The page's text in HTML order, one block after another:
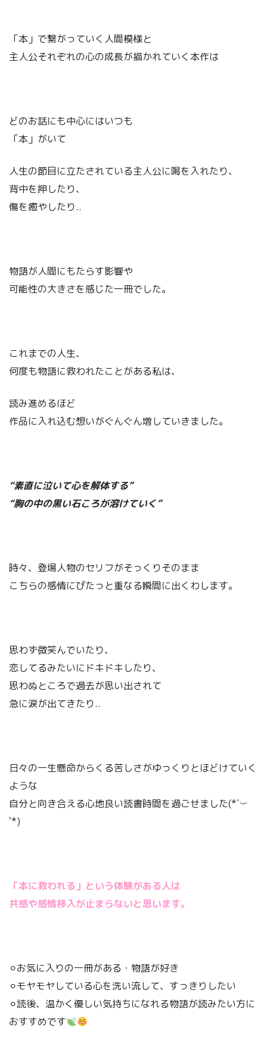
「本」で繋がっていく人間模様と
主人公それぞれの心の成長が描かれていく本作は
どのお話にも中心にはいつも
「本」がいて
人生の節目に立たされている主人公に喝を入れたり、
背中を押したり、
傷を癒やしたり..
物語が人間にもたらす影響や
可能性の大きさを感じた一冊でした。
これまでの人生、
何度も物語に救われたことがある私は、
読み進めるほど
作品に入れ込む想いがぐんぐん増していきました。
“素直に泣いて心を解体する”
“胸の中の黒い石ころが溶けていく”
時々、登場人物のセリフがそっくりそのまま
こちらの感情にぴたっと重なる瞬間に出くわします。
思わず微笑んでいたり、
恋してるみたいにドキドキしたり、
思わぬところで過去が思い出されて
急に涙が出てきたり..
日々の一生懸命からくる苦しさがゆっくりとほどけていく
ような
自分と向き合える心地良い読書時間を過ごせました(*´︶
`*)
「本に救われる」という体験がある人は
共感や感情移入が止まらないと思います。
⚪︎お気に入りの一冊がある・物語が好き
⚪︎モヤモヤしている心を洗い流して、すっきりしたい
⚪︎読後、温かく優しい気持ちになれる物語が読みたい方に
おすすめです